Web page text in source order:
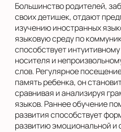
Большинство родителей,
своих детишек, отдают
изучению иностранных
языковую среду по
способствует
носителя и
слов. Регулярное
память ребенка, он
сравнивая и анализируя
языков. Раннее обучение
развития способствует
развитию эмоциональной и